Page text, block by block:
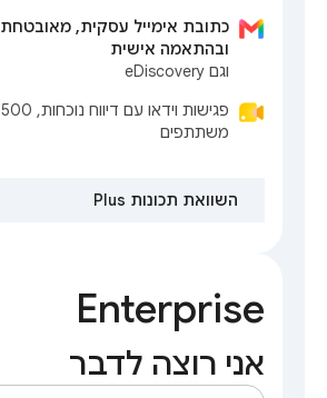
כתובת אימייל עסקית, מאובטחת
ובהתאמה אישית
וגם eDiscovery
פגישות וידאו עם דיווח נוכחות, 500
משתתפים
השוואת תכונות Plus
Enterprise
אני רוצה לדבר